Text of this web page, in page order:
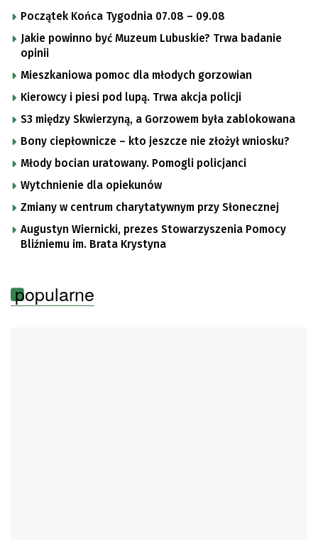
Początek Końca Tygodnia 07.08 – 09.08
Jakie powinno być Muzeum Lubuskie? Trwa badanie
opinii
Mieszkaniowa pomoc dla młodych gorzowian
Kierowcy i piesi pod lupą. Trwa akcja policji
S3 między Skwierzyną, a Gorzowem była zablokowana
Bony ciepłownicze – kto jeszcze nie złożył wniosku?
Młody bocian uratowany. Pomogli policjanci
Wytchnienie dla opiekunów
Zmiany w centrum charytatywnym przy Słonecznej
Augustyn Wiernicki, prezes Stowarzyszenia Pomocy
Bliźniemu im. Brata Krystyna
popularne